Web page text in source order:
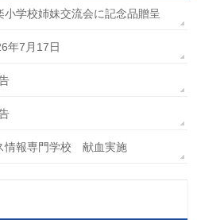
学校姉妹交流会に記念品贈呈
7月17日
情報専門学校 献血実施